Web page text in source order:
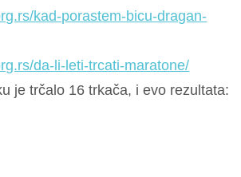
kad-porastem-bicu-dragan-
da-li-leti-trcati-maratone/
je trčalo 16 trkača, i evo rezultata: